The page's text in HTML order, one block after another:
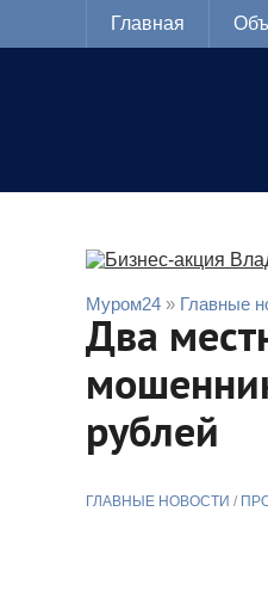
Главная
Муром24 » Главные
Два
рублей
ГЛАВНЫЕ НОВОСТИ /